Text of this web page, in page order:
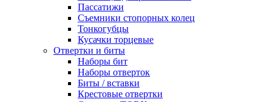
Пассатижи
Съемники стопорных колец
Тонкогубцы
Кусачки торцевые
Отвертки и биты
Наборы бит
Наборы отверток
Биты / вставки
Крестовые отвертки